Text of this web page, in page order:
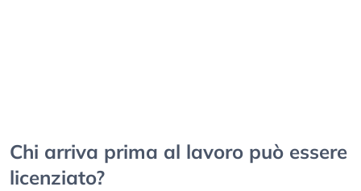
Chi arriva prima al lavoro può essere
licenziato?